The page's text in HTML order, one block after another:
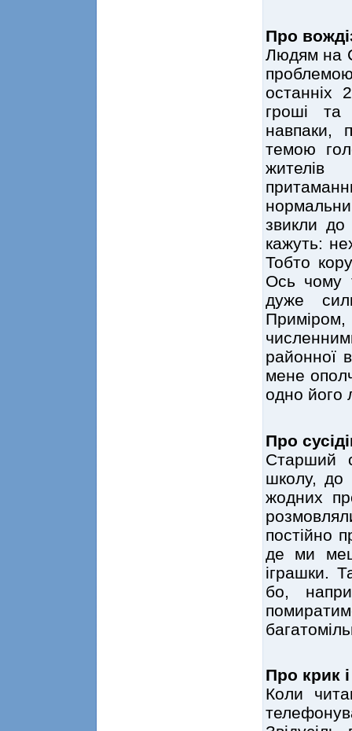
Про
Людям на
останніх
гроші
навпаки,
темою
жителів
звикли до
кажуть:
Тобто
Ось чому
дуже
районної
мене
одно його
Про
Старший
школу, до
жодних
постійно
де ми
іграшки.
бо,
Про крик
Коли